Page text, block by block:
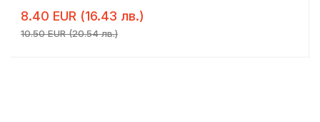
8.40 EUR (16.43 лв.)
10.50 EUR (20.54 лв.)